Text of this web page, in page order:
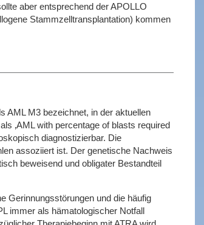
aber entsprechend der APOLLO
Stammzelltransplantation) kommen
AML M3 bezeichnet, in der aktuellen
‚AML with percentage of blasts required
diagnostizierbar. Die
assoziiert ist. Der genetische Nachweis
beweisend und obligater Bestandteil
Gerinnungsstörungen und die häufig
immer als hämatologischer Notfall